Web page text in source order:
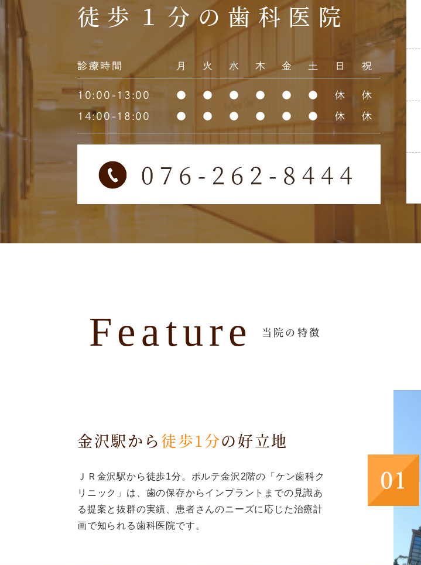
徒歩１分の歯科医院
診療時間 月 火 水 木 金 土 日 祝
10:00-13:00 ● ● ● ● ● ● 休 休
14:00-18:00 ● ● ● ● ● ● 休 休
Feature 当院の特徴
金沢駅から徒歩1分の好立地
ＪＲ金沢駅から徒歩1分。ポルテ金沢2階の「ケン歯科ク
リニック」は、歯の保存からインプラントまでの見識あ
る提案と抜群の実績、患者さんのニーズに応じた治療計
画で知られる歯科医院です。